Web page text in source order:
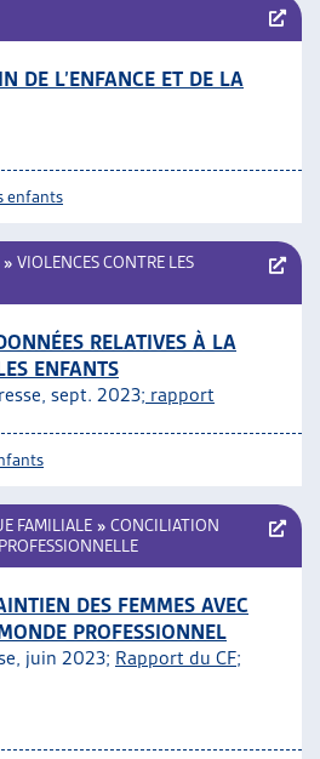
DE L’ENFANCE ET DE LA
enfants
» VIOLENCES CONTRE LES
RELATIVES À LA
ENFANTS
sept. 2023; rapport
FAMILIALE » CONCILIATION
DES FEMMES AVEC
PROFESSIONNEL
juin 2023; Rapport du CF;